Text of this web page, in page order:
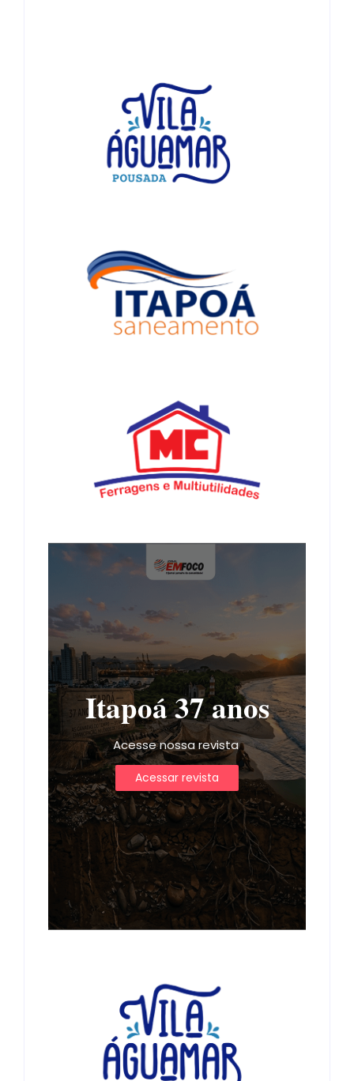
Itapoá 37 anos
Acesse nossa revista
Acessar revista